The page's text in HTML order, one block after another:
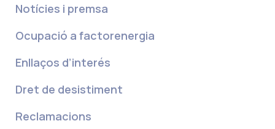
Notícies i premsa
Ocupació a factorenergia
Enllaços d’interés
Dret de desistiment
Reclamacions